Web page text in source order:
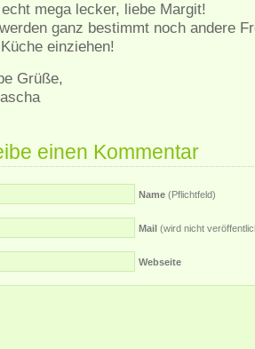
mega lecker, liebe Margit!
ganz bestimmt noch andere
einziehen!
Grüße,
einen Kommentar
Name (Pflichtfeld)
Mail (wird nicht
Webseite